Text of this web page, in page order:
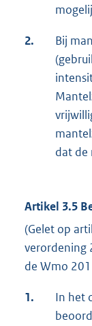
2.
Bij
dat de
Artikel 3.5
(Gelet op
verordening
de Wmo
1.
In het